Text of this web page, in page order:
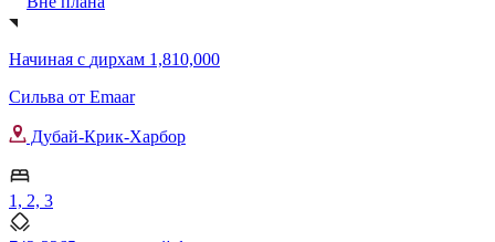
Начиная с дирхам 1,810,000
Сильва от Emaar
Дубай-Крик-Харбор
1, 2, 3